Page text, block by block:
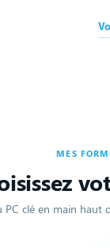
MES
PC clé en main